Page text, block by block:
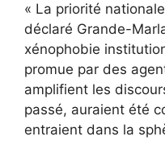
« La priorité
déclaré Grande-
xénophobie
promue par des
amplifient les
passé, auraient été
entraient dans la